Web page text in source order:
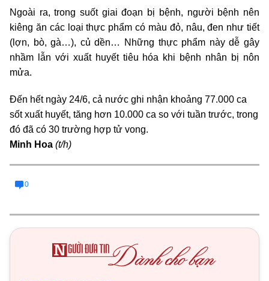
Ngoài ra, trong suốt giai đoạn bị bệnh, người bệnh nên
kiêng ăn các loại thực phẩm có màu đỏ, nâu, đen như tiết
(lợn, bò, gà…), củ dền… Những thực phẩm này dễ gây
nhầm lẫn với xuất huyết tiêu hóa khi bệnh nhân bị nôn
mửa.
Đến hết ngày 24/6, cả nước ghi nhận khoảng 77.000 ca
sốt xuất huyết, tăng hơn 10.000 ca so với tuần trước, trong
đó đã có 30 trường hợp tử vong.
Minh Hoa (t/h)
0